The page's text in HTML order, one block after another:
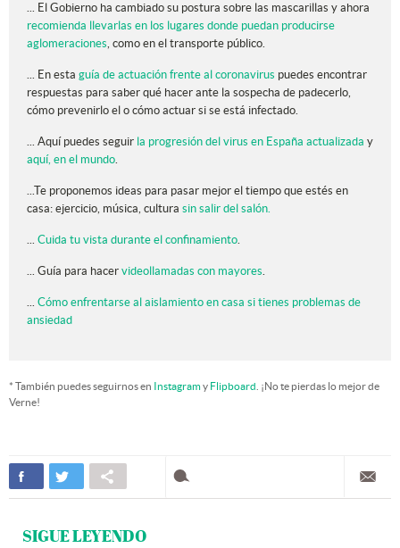
... El Gobierno ha cambiado su postura sobre las mascarillas y ahora
recomienda llevarlas en los lugares donde puedan producirse
aglomeraciones, como en el transporte público.
... En esta guía de actuación frente al coronavirus puedes encontrar
respuestas para saber qué hacer ante la sospecha de padecerlo,
cómo prevenirlo el o cómo actuar si se está infectado.
... Aquí puedes seguir la progresión del virus en España actualizada y
aquí, en el mundo.
...Te proponemos ideas para pasar mejor el tiempo que estés en
casa: ejercicio, música, cultura sin salir del salón.
... Cuida tu vista durante el confinamiento.
... Guía para hacer videollamadas con mayores.
... Cómo enfrentarse al aislamiento en casa si tienes problemas de
ansiedad
* También puedes seguirnos en Instagramy Flipboard . ¡No te pierdas lo mejor de
Verne!
SIGUE LEYENDO